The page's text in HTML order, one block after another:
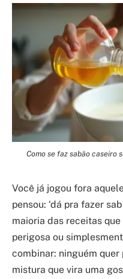
Como se faz sabão caseiro
Você já jogou fora
pensou: ‘dá pra fazer
maioria das receitas
perigosa ou
combinar: ninguém
mistura que vira uma